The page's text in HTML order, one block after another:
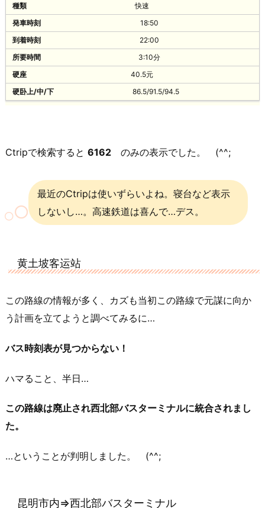
快速
18:50
22:00
3:10分
40.5元
86.5/91.5/94.5
Ctripで検索すると 6162 のみの表示でした。 (^^;
最近のCtripは使いずらいよね。寝台など表示
しないし…。高速鉄道は喜んで…デス。
黄土坡客运站
この路線の情報が多く、カズも当初この路線で元謀に向か
う計画を立てようと調べてみるに…
バス時刻表が見つからない！
ハマること、半日…
この路線は廃止され西北部バスターミナルに統合されまし
た。
…ということが判明しました。 (^^;
昆明市内⇒西北部バスターミナル